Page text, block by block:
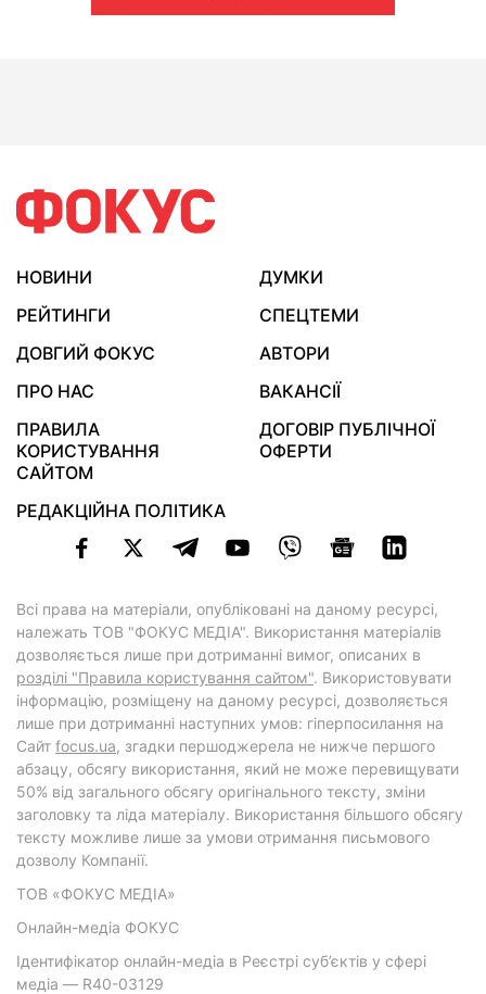
НОВИНИ
ДУМКИ
РЕЙТИНГИ
СПЕЦТЕМИ
ДОВГИЙ ФОКУС
АВТОРИ
ПРО НАС
ВАКАНСІЇ
ПРАВИЛА
КОРИСТУВАННЯ
САЙТОМ
ДОГОВІР ПУБЛІЧНОЇ
ОФЕРТИ
РЕДАКЦІЙНА ПОЛІТИКА
Всі права на матеріали, опубліковані на даному ресурсі,
належать ТОВ "ФОКУС МЕДІА". Використання матеріалів
дозволяється лише при дотриманні вимог, описаних в
розділі "Правила користування сайтом". Використовувати
інформацію, розміщену на даному ресурсі, дозволяється
лише при дотриманні наступних умов: гіперпосилання на
Cайт focus.ua, згадки першоджерела не нижче першого
абзацу, обсягу використання, який не може перевищувати
50% від загального обсягу оригінального тексту, зміни
заголовку та ліда матеріалу. Використання більшого обсягу
тексту можливе лише за умови отримання письмового
дозволу Компанії.
ТОВ «ФОКУС МЕДІА»
Онлайн-медіа ФОКУС
Ідентифікатор онлайн-медіа в Реєстрі суб’єктів у сфері
медіа — R40-03129